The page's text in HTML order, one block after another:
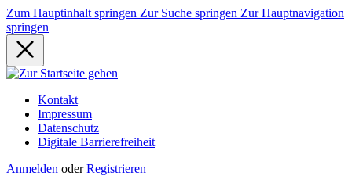
Zum Hauptinhalt springen Zur Suche springen Zur Hauptnavigation
springen
Kontakt
Impressum
Datenschutz
Digitale Barrierefreiheit
Anmelden oder Registrieren